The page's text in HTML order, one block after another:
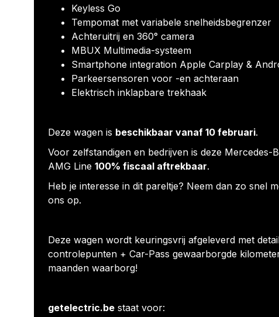
Keyless Go
Tempomat met variabele snelheidsbegrenzer
Achteruitrij en 360° camera
MBUX Multimedia-systeem
Smartphone integration Apple Carplay &
Parkeersensoren voor -en achteraan
Elektrisch inklapbare trekhaak
Deze wagen is beschikbaar vanaf 10 februari.
Voor zelfstandigen en bedrijven is deze Mercedes-
AMG Line 100% fiscaal aftrekbaar.
Heb je interesse in dit pareltje? Neem dan zo snel
ons op.
Deze wagen wordt keuringsvrij afgeleverd met
controlepunten + Car-Pass gewaarborgde
maanden waarborg!
getelectric.be staat voor: